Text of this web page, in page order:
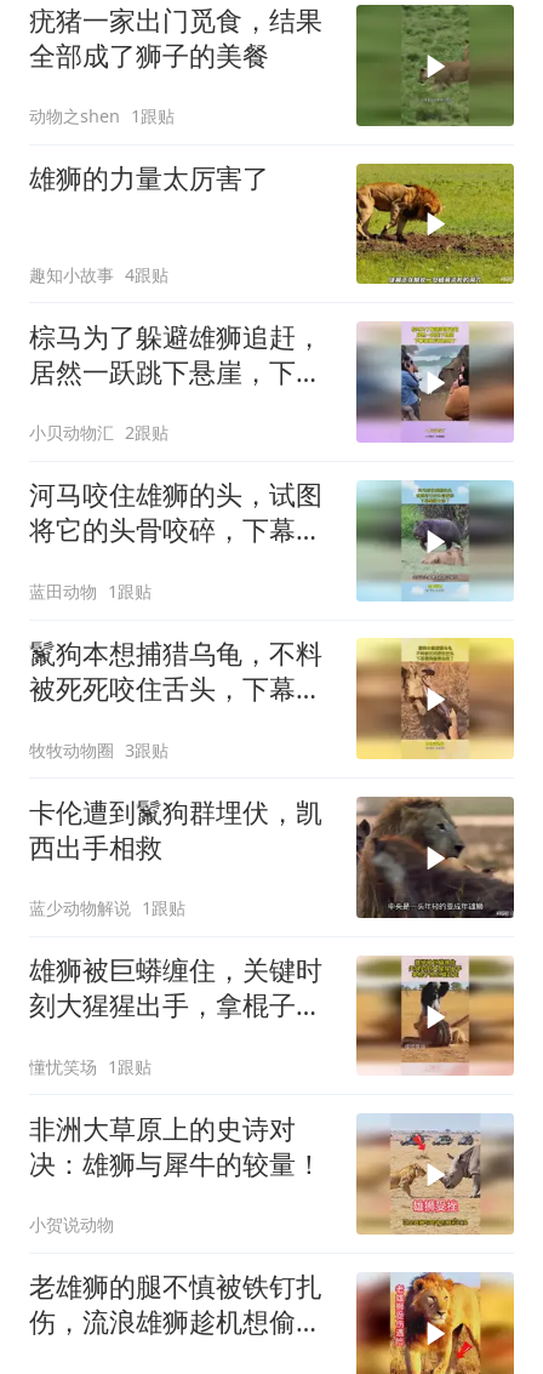
疣猪一家出门觅食，结果
全部成了狮子的美餐
动物之shen 1跟贴
雄狮的力量太厉害了
趣知小故事 4跟贴
棕马为了躲避雄狮追赶，
居然一跃跳下悬崖，下幕
小贝动物汇 2跟贴
河马咬住雄狮的头，试图
将它的头骨咬碎，下幕雄
蓝田动物 1跟贴
鬣狗本想捕猎乌龟，不料
被死死咬住舌头，下幕鬣
牧牧动物圈 3跟贴
卡伦遭到鬣狗群埋伏，凯
西出手相救
蓝少动物解说 1跟贴
雄狮被巨蟒缠住，关键时
刻大猩猩出手，拿棍子把
懂忧笑场 1跟贴
非洲大草原上的史诗对
决：雄狮与犀牛的较量！
小贺说动物
老雄狮的腿不慎被铁钉扎
伤，流浪雄狮趁机想偷袭